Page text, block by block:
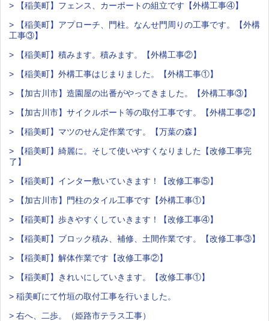
> 【稲美町】フェンス、カーポートの組立です【外構工事④】
> 【稲美町】アプローチ、門柱。なんせ門周りの工事です。【外構
工事③】
> 【稲美町】積みます。積みます。【外構工事②】
> 【稲美町】外構工事はじまりました。【外構工事①】
> 【加古川市】造園屋の出番がやってきました。【外構工事③】
> 【加古川市】サイクルポート等の取付工事です。【外構工事②】
> 【稲美町】マツのせん定作業です。【万葉の森】
> 【稲美町】綺麗に。そして使いやすくなりました【改修工事完
了】
> 【稲美町】インター敷いていきます！【改修工事⑤】
> 【加古川市】門柱のタイル工事です【外構工事①】
> 【稲美町】歩きやすくしていきます！【改修工事④】
> 【稲美町】ブロック積み、補修、土間作業です。【改修工事③】
> 【稲美町】解体作業です【改修工事②】
> 【稲美町】きれいにしていきます。【改修工事①】
> 稲美町にて竹垣の取付工事を行いました。
> 右へ、二歩。（姫路市テラス工事）